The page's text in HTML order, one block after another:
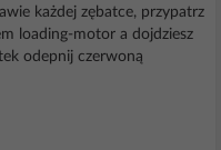
każdej zębatce, przypatrz
loading-motor a dojdziesz
odepnij czerwoną